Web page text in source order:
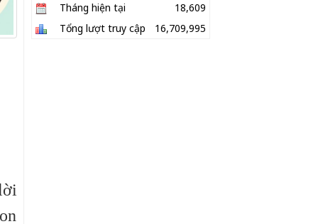
Tháng hiện tại
18,609
Tổng lượt truy cập
16,709,995